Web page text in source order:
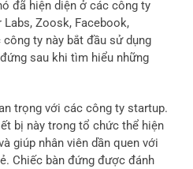
đã hiện diện ở các công ty
Zoosk, Facebook,
ty này bắt đầu sử dụng
sau khi tìm hiểu những
trọng với các công ty startup.
bị này trong tổ chức thể hiện
giúp nhân viên dần quen với
Chiếc bàn đứng được đánh